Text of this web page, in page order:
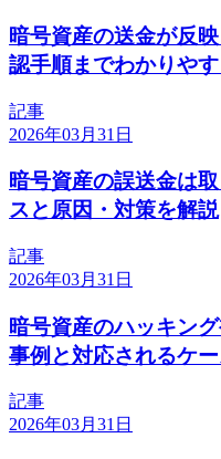
暗号資産の送金が反
認手順までわかりや
記事
2026年03月31日
暗号資産の誤送金は
スと原因・対策を解説
記事
2026年03月31日
暗号資産のハッキン
事例と対応されるケ
記事
2026年03月31日